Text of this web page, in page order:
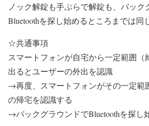
ノック解錠も手ぶらで解錠も、バック
Bluetoothを探し始めるところまでは同
☆共通事項
スマートフォンが自宅から一定範囲（
出るとユーザーの外出を認識
→再度、スマートフォンがその一定範
の帰宅を認識する
→バックグラウンドでBluetoothを探し